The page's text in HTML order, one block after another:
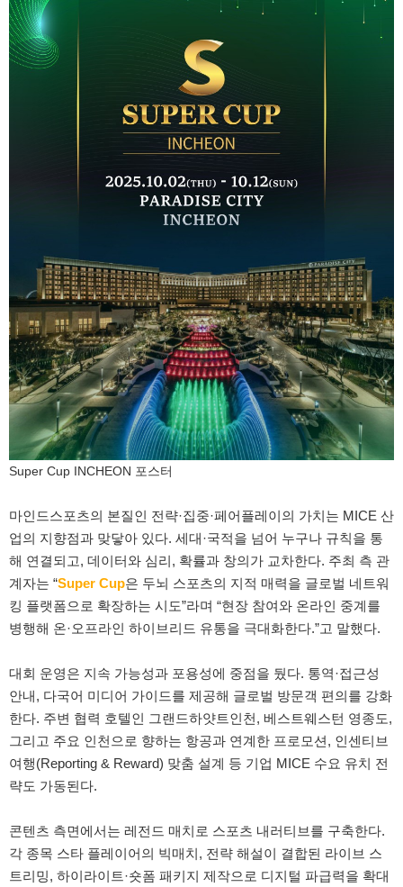
Super Cup INCHEON 포스터
마인드스포츠의 본질인 전략·집중·페어플레이의 가치는 MICE 산
업의 지향점과 맞닿아 있다. 세대·국적을 넘어 누구나 규칙을 통
해 연결되고, 데이터와 심리, 확률과 창의가 교차한다. 주최 측 관
계자는 “Super Cup은 두뇌 스포츠의 지적 매력을 글로벌 네트워
킹 플랫폼으로 확장하는 시도”라며 “현장 참여와 온라인 중계를
병행해 온·오프라인 하이브리드 유통을 극대화한다.”고 말했다.
대회 운영은 지속 가능성과 포용성에 중점을 뒀다. 통역·접근성
안내, 다국어 미디어 가이드를 제공해 글로벌 방문객 편의를 강화
한다. 주변 협력 호텔인 그랜드하얏트인천, 베스트웨스턴 영종도,
그리고 주요 인천으로 향하는 항공과 연계한 프로모션, 인센티브
여행(Reporting & Reward) 맞춤 설계 등 기업 MICE 수요 유치 전
략도 가동된다.
콘텐츠 측면에서는 레전드 매치로 스포츠 내러티브를 구축한다.
각 종목 스타 플레이어의 빅매치, 전략 해설이 결합된 라이브 스
트리밍, 하이라이트·숏폼 패키지 제작으로 디지털 파급력을 확대